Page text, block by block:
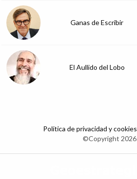
Ganas de Escribir
El Aullido del Lobo
Política de privacidad y cookies
©Copyright 2026